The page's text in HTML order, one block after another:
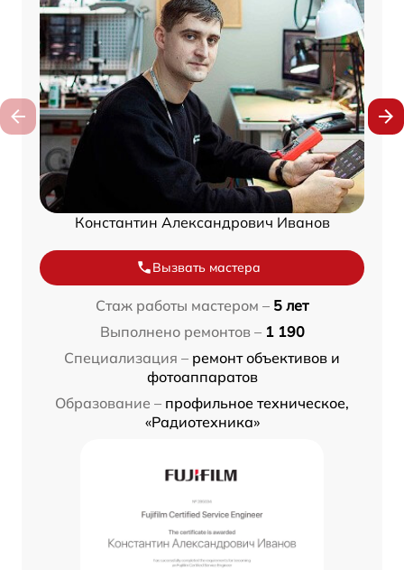
Константин Александрович Иванов
Вызвать мастера
Стаж работы мастером – 5 лет
Выполнено ремонтов – 1 190
Специализация – ремонт объективов и
фотоаппаратов
Образование – профильное техническое,
«Радиотехника»